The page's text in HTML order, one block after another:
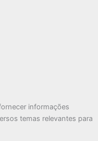
informações
temas relevantes para